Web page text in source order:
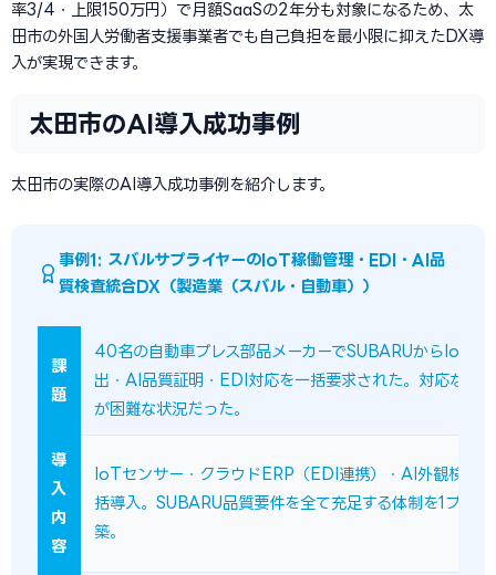
率3/4・上限150万円）で月額SaaSの2年分も対象になるため、太
田市の外国人労働者支援事業者でも自己負担を最小限に抑えたDX導
入が実現できます。
太田市のAI導入成功事例
太田市の実際のAI導入成功事例を紹介します。
事例1: スバルサプライヤーのIoT稼働管理・EDI・AI品
質検査統合DX（製造業（スバル・自動車））
課
題
40名の自動車プレス部品メーカーでSUBARUからIoT稼
出・AI品質証明・EDI対応を一括要求された。対応なし
が困難な状況だった。
導
入
内
容
IoTセンサー・クラウドERP（EDI連携）・AI外観検査シ
括導入。SUBARU品質要件を全て充足する体制を1プロ
築。